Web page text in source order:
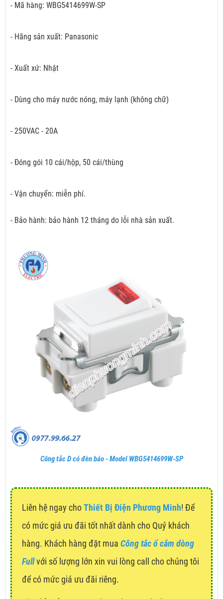
- Mã hàng: WBG5414699W-SP
- Hãng sản xuất: Panasonic
- Xuất xứ: Nhật
- Dùng cho máy nước nóng, máy lạnh (không chữ)
- 250VAC - 20A
- Đóng gói 10 cái/hộp, 50 cái/thùng
- Vận chuyển: miễn phí.
- Bảo hành: bảo hành 12 tháng do lỗi nhà sản xuất.
Công tắc D có đèn báo - Model WBG5414699W-SP
Liên hệ ngay choThiết Bị Điện Phương Minh! Để
có mức giá ưu đãi tốt nhất dành cho Quý khách
hàng. Khách hàng đặt mua Công tắc ổ cắm dòng
Fullvới số lượng lớn xin vui lòng call cho chúng tôi
để có mức giá ưu đãi riêng.